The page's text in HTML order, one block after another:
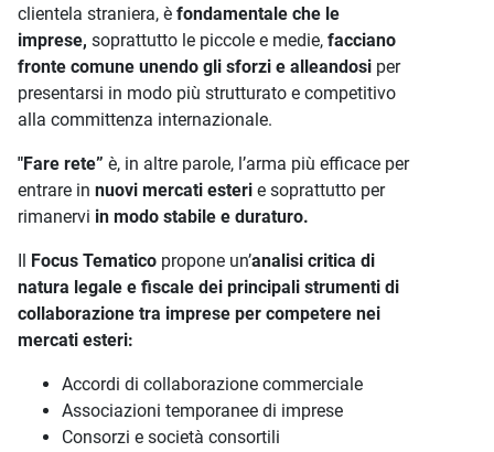
clientela straniera, è fondamentale che le
imprese, soprattutto le piccole e medie, facciano
fronte comune unendo gli sforzi e alleandosi per
presentarsi in modo più strutturato e competitivo
alla committenza internazionale.
"Fare rete” è, in altre parole, l’arma più efficace per
entrare in nuovi mercati esteri e soprattutto per
rimanervi in modo stabile e duraturo.
Focus Tematico propone un’analisi critica di
natura legale e fiscale dei principali strumenti di
collaborazione tra imprese per competere nei
mercati esteri:
Accordi di collaborazione commerciale
Associazioni temporanee di imprese
Consorzi e società consortili